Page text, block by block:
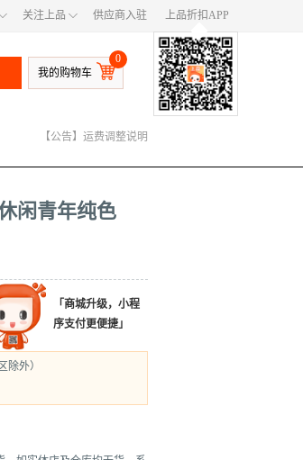
关注上品 ◇ 供应商入驻 上品折扣APP
我的购物车
0
◆
【公告】400电话号码变更
闲青年纯色
「商城升级，小程
序支付更便捷」
除外）